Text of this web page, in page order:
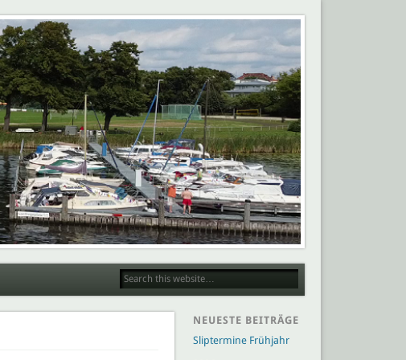
NEUESTE BEITRÄGE
Sliptermine Frühjahr